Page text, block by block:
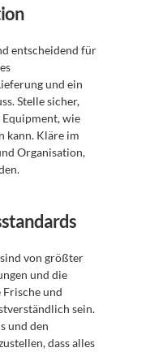
entscheidend für
und ein
Stelle sicher,
Equipment, wie
kann. Kläre im
Organisation,
von größter
und die
und
sein.
und den
dass alles